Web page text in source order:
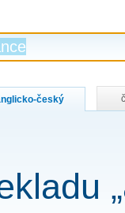
český